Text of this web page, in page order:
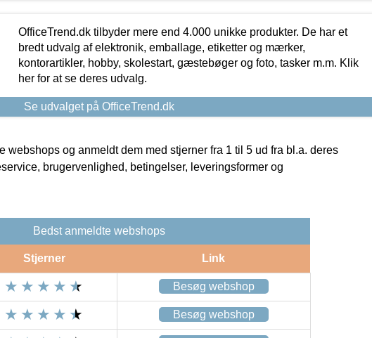
OfficeTrend.dk tilbyder mere end 4.000 unikke produkter. De har et
bredt udvalg af elektronik, emballage, etiketter og mærker,
kontorartikler, hobby, skolestart, gæstebøger og foto, tasker m.m. Klik
her for at se deres udvalg.
Se udvalget på OfficeTrend.dk
og anmeldt dem med stjerner fra 1 til 5 ud fra bl.a. deres
brugervenlighed, betingelser, leveringsformer og
Bedst anmeldte webshops
Stjerner Link
Besøg webshop
Besøg webshop